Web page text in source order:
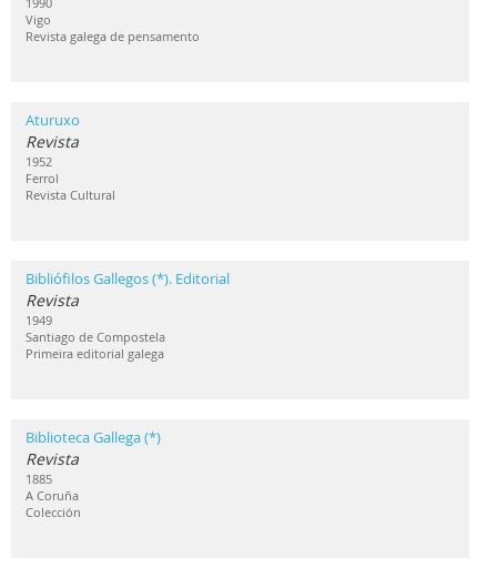
Vigo
Revista galega de pensamento
Aturuxo
Revista
1952
Ferrol
Revista Cultural
Bibliófilos Gallegos (*). Editorial
Revista
1949
Santiago de Compostela
Primeira editorial galega
Biblioteca Gallega (*)
Revista
1885
A Coruña
Colección